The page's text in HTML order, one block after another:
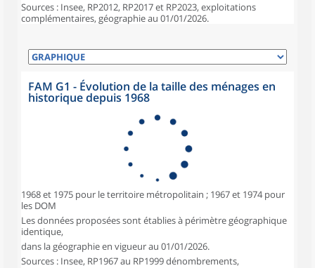
Sources : Insee, RP2012, RP2017 et RP2023, exploitations
complémentaires, géographie au 01/01/2026.
FAM G1 - Évolution de la taille des ménages en
historique depuis 1968
1968 et 1975 pour le territoire métropolitain ; 1967 et 1974 pour
les DOM
Les données proposées sont établies à périmètre géographique
identique,
dans la géographie en vigueur au 01/01/2026.
Sources : Insee, RP1967 au RP1999 dénombrements,